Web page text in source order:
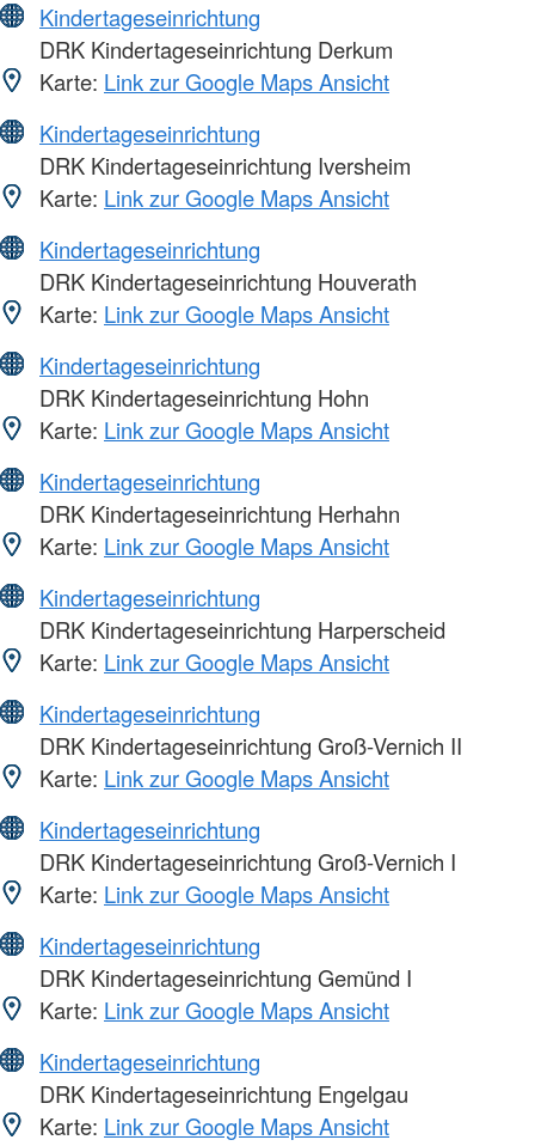
Kindertageseinrichtung
DRK Kindertageseinrichtung Derkum
Karte: Link zur Google Maps Ansicht
Kindertageseinrichtung
DRK Kindertageseinrichtung Iversheim
Karte: Link zur Google Maps Ansicht
Kindertageseinrichtung
DRK Kindertageseinrichtung Houverath
Karte: Link zur Google Maps Ansicht
Kindertageseinrichtung
DRK Kindertageseinrichtung Hohn
Karte: Link zur Google Maps Ansicht
Kindertageseinrichtung
DRK Kindertageseinrichtung Herhahn
Karte: Link zur Google Maps Ansicht
Kindertageseinrichtung
DRK Kindertageseinrichtung Harperscheid
Karte: Link zur Google Maps Ansicht
Kindertageseinrichtung
DRK Kindertageseinrichtung Groß-Vernich II
Karte: Link zur Google Maps Ansicht
Kindertageseinrichtung
DRK Kindertageseinrichtung Groß-Vernich I
Karte: Link zur Google Maps Ansicht
Kindertageseinrichtung
DRK Kindertageseinrichtung Gemünd I
Karte: Link zur Google Maps Ansicht
Kindertageseinrichtung
DRK Kindertageseinrichtung Engelgau
Karte: Link zur Google Maps Ansicht